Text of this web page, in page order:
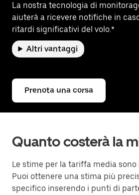
La nostra tecnologia di
aiuterà a ricevere notifiche in
ritardi significativi del volo.*
Altri vantaggi
Prenota una corsa
Quanto costerà la
Le stime per la tariffa media
Puoi ottenere una stima più
specifico inserendo i punti di